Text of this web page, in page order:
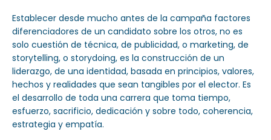
Establecer desde mucho antes de la campaña factores
diferenciadores de un candidato sobre los otros, no es
solo cuestión de técnica, de publicidad, o marketing, de
storytelling, o storydoing, es la construcción de un
liderazgo, de una identidad, basada en principios, valores,
hechos y realidades que sean tangibles por el elector. Es
el desarrollo de toda una carrera que toma tiempo,
esfuerzo, sacrificio, dedicación y sobre todo, coherencia,
estrategia y empatía.